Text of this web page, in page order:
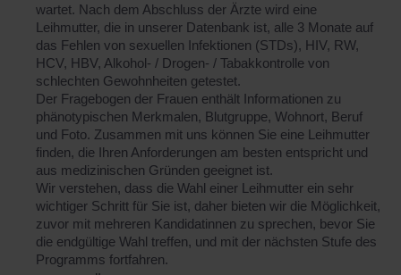
wartet. Nach dem Abschluss der Ärzte wird eine
Leihmutter, die in unserer Datenbank ist, alle 3 Monate auf
das Fehlen von sexuellen Infektionen (STDs), HIV, RW,
HCV, HBV, Alkohol- / Drogen- / Tabakkontrolle von
schlechten Gewohnheiten getestet.
Der Fragebogen der Frauen enthält Informationen zu
phänotypischen Merkmalen, Blutgruppe, Wohnort, Beruf
und Foto. Zusammen mit uns können Sie eine Leihmutter
finden, die Ihren Anforderungen am besten entspricht und
aus medizinischen Gründen geeignet ist.
Wir verstehen, dass die Wahl einer Leihmutter ein sehr
wichtiger Schritt für Sie ist, daher bieten wir die Möglichkeit,
zuvor mit mehreren Kandidatinnen zu sprechen, bevor Sie
die endgültige Wahl treffen, und mit der nächsten Stufe des
Programms fortfahren.